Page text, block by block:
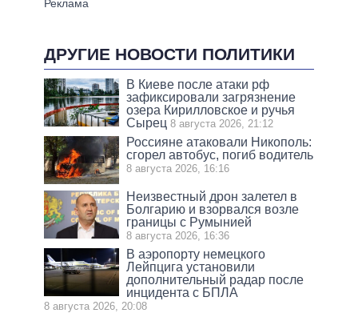
ДРУГИЕ НОВОСТИ ПОЛИТИКИ
В Киеве после атаки рф
зафиксировали загрязнение
озера Кирилловское и ручья
Сырец 8 августа 2026, 21:12
Россияне атаковали Никополь:
сгорел автобус, погиб водитель
8 августа 2026, 16:16
Неизвестный дрон залетел в
Болгарию и взорвался возле
границы с Румынией
8 августа 2026, 16:36
В аэропорту немецкого
Лейпцига установили
дополнительный радар после
инцидента с БПЛА
8 августа 2026, 20:08